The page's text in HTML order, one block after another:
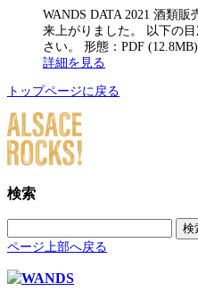
WANDS DATA 2021 酒類
来上がりました。 以下の
さい。 形態：PDF
詳細を見る
トップページに戻る
検索
索:
ページ上部へ戻る